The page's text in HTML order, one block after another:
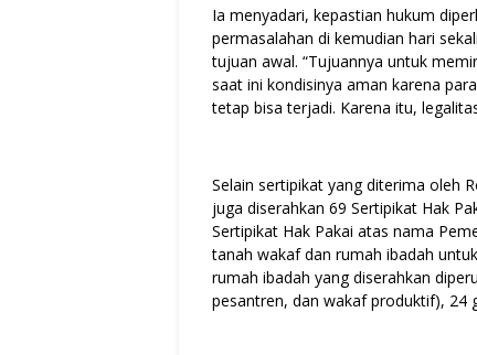
Ia menyadari, kepastian hukum
permasalahan di kemudian hari
tujuan awal. “Tujuannya untuk
saat ini kondisinya aman karena
tetap bisa terjadi. Karena itu,
Selain sertipikat yang diterima oleh
juga diserahkan 69 Sertipikat Hak
Sertipikat Hak Pakai atas nama
tanah wakaf dan rumah ibadah
rumah ibadah yang diserahkan
pesantren, dan wakaf produktif), 24